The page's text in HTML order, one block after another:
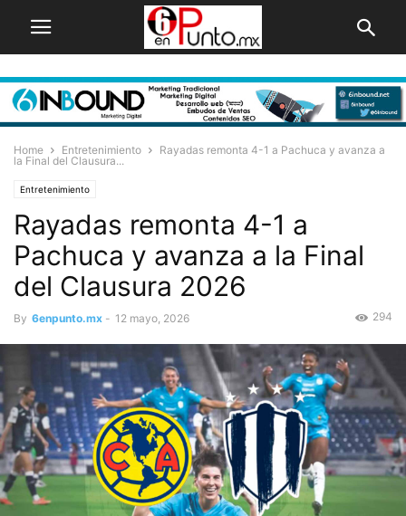
Home Entretenimiento
Rayadas remonta 4-1 a Pachuca y avanza a
la Final del Clausura...
Entretenimiento
Rayadas remonta 4-1 a
Pachuca y avanza a la Final
del Clausura 2026
By 6enpunto.mx - 12 mayo, 2026 294